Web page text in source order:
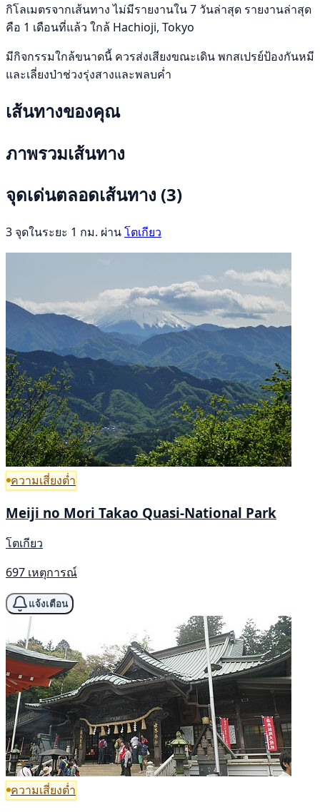
กิโลเมตรจากเส้นทาง ไม่มีรายงานใน 7 วันล่าสุด รายงานล่าสุด
คือ 1 เดือนที่แล้ว ใกล้ Hachioji, Tokyo
มีกิจกรรมใกล้ขนาดนี้ ควรส่งเสียงขณะเดิน พกสเปรย์ป้องกันหมี
และเลี่ยงป่าช่วงรุ่งสางและพลบค่ำ
เส้นทางของคุณ
ภาพรวมเส้นทาง
จุดเด่นตลอดเส้นทาง (3)
3 จุดในระยะ 1 กม. ผ่านโตเกียว
ความเสี่ยงต่ำ
Meiji no Mori Takao Quasi-National Park
โตเกียว
697 เหตุการณ์
แจ้งเตือน
ความเสี่ยงต่ำ